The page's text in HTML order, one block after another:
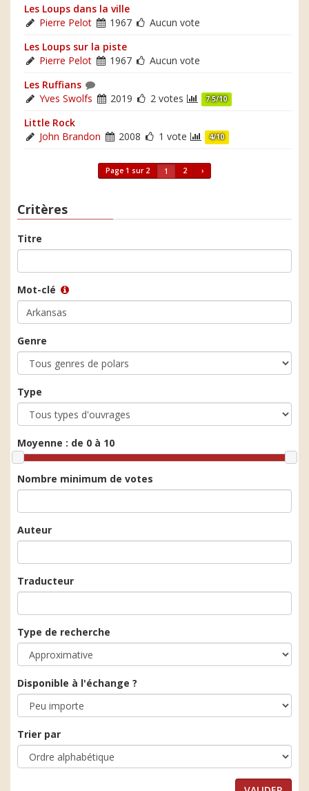
Les Loups dans la ville
Pierre Pelot
1967
Aucun vote
Les Loups sur la piste
Pierre Pelot
1967
Aucun vote
Les Ruffians
Yves Swolfs
2019 2 votes 7.5/10
Little Rock
John Brandon
2008 1 vote 4/10
Page 1 sur 2 1 2 ›
Critères
Titre
Mot-clé
Genre
Type
Moyenne : de 0 à 10
Nombre minimum de votes
Auteur
Traducteur
Type de recherche
Disponible à l'échange ?
Trier par